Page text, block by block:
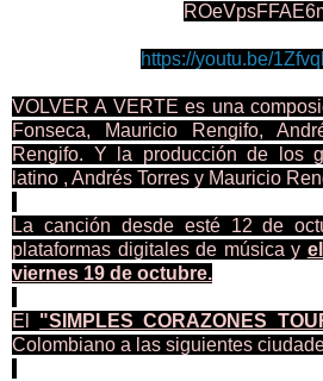
https://youtu.be/
VOLVER A VERTE es una
Fonseca, Mauricio Rengifo,
Rengifo. Y la producción de los
latino , Andrés Torres y Mauricio
La canción desde esté 12 de
plataformas digitales de música y
viernes 19 de octubre.
El "SIMPLES CORAZONES
Colombiano a las siguientes